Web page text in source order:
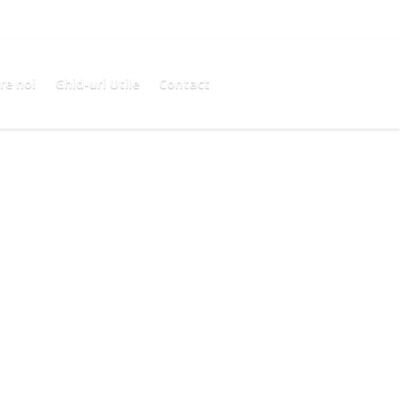
noi Ghid-uri Utile Contact